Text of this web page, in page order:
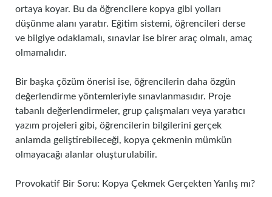
ortaya koyar. Bu da öğrencilere kopya gibi yolları
düşünme alanı yaratır. Eğitim sistemi, öğrencileri derse
ve bilgiye odaklamalı, sınavlar ise birer araç olmalı, amaç
olmamalıdır.
Bir başka çözüm önerisi ise, öğrencilerin daha özgün
değerlendirme yöntemleriyle sınavlanmasıdır. Proje
tabanlı değerlendirmeler, grup çalışmaları veya yaratıcı
yazım projeleri gibi, öğrencilerin bilgilerini gerçek
anlamda geliştirebileceği, kopya çekmenin mümkün
olmayacağı alanlar oluşturulabilir.
Provokatif Bir Soru: Kopya Çekmek Gerçekten Yanlış mı?